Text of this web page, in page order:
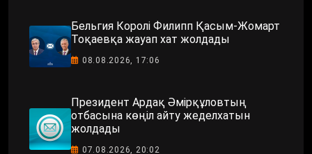
Бельгия Королі Филипп Қасым-Жомарт
Тоқаевқа жауап хат жолдады
08.08.2026, 17:06
Президент Ардақ Әмірқұловтың
отбасына көңіл айту жеделхатын
жолдады
07.08.2026, 20:02